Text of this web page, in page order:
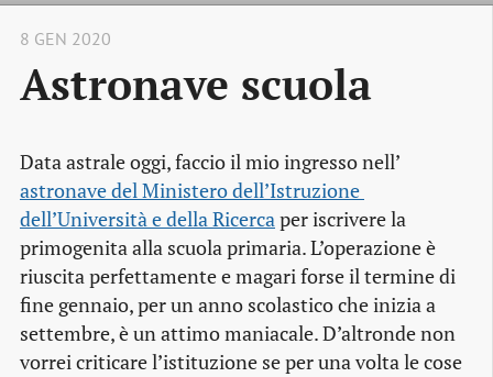
8 GEN 2020
Astronave scuola
Data astrale oggi, faccio il mio ingresso nell’
astronave del Ministero dell’Istruzione
dell’Università e della Ricercaper iscrivere la
primogenita alla scuola primaria. L’operazione è
riuscita perfettamente e magari forse il termine di
fine gennaio, per un anno scolastico che inizia a
settembre, è un attimo maniacale. D’altronde non
vorrei criticare l’istituzione se per una volta le cose